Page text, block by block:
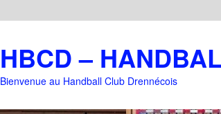
HBCD –
Bienvenue au Handball Club Drennécois